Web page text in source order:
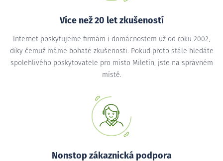
Více než 20 let zkušeností
Internet poskytujeme firmám i domácnostem už od roku 2002,
díky čemuž máme bohaté zkušenosti. Pokud proto stále hledáte
spolehlivého poskytovatele pro místo Miletín, jste na správném
místě.
Nonstop zákaznická podpora